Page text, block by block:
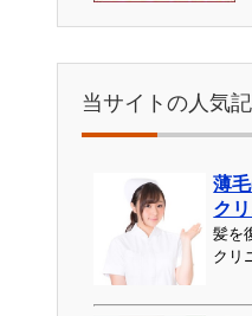
当サイトの人気
薄
ク
髪を
クリ